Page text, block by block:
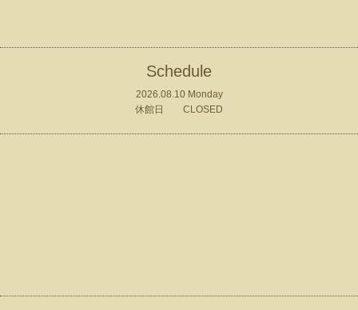
Schedule
2026.08.10 Monday
休館日 CLOSED